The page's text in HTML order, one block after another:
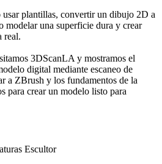
usar plantillas, convertir un dibujo 2D a
modelar una superficie dura y crear
real.
3DScanLA y mostramos el
digital mediante escaneo de
a ZBrush y los fundamentos de la
para crear un modelo listo para
Escultor